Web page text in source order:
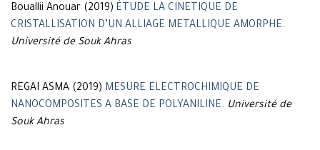
Bouallii Anouar (2019) ÉTUDE LA CINETIQUE DE
CRISTALLISATION D’UN ALLIAGE METALLIQUE AMORPHE.
Université de Souk Ahras
REGAI ASMA (2019) MESURE ELECTROCHIMIQUE DE
NANOCOMPOSITES A BASE DE POLYANILINE. Université de
Souk Ahras